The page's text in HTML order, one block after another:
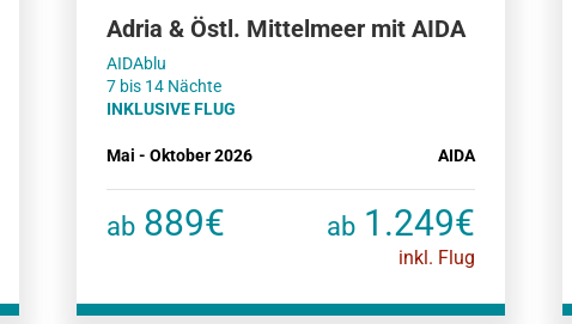
Adria & Östl. Mittelmeer mit AIDA
AIDAblu
7 bis 14 Nächte
INKLUSIVE FLUG
Mai - Oktober 2026 AIDA
ab 889€ ab 1.249€
inkl. Flug